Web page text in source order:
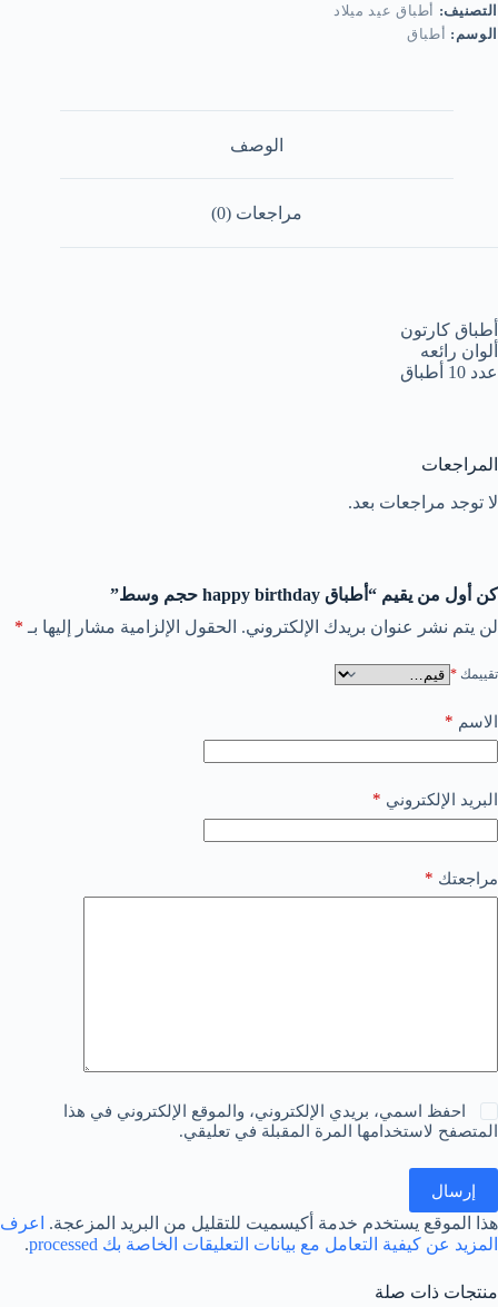
التصنيف: أطباق عيد ميلاد
الوسم: أطباق
الوصف
مراجعات (0)
أطباق كارتون
ألوان رائعه
عدد 10 أطباق
المراجعات
لا توجد مراجعات بعد.
كن أول من يقيم “أطباق happy birthday حجم وسط”
لن يتم نشر عنوان بريدك الإلكتروني. الحقول الإلزامية مشار إليها بـ *
تقييمك *
الاسم *
البريد الإلكتروني *
مراجعتك *
احفظ اسمي، بريدي الإلكتروني، والموقع الإلكتروني في هذا
المتصفح لاستخدامها المرة المقبلة في تعليقي.
إرسال
هذا الموقع يستخدم خدمة أكيسميت للتقليل من البريد المزعجة.
اعرف
المزيد عن كيفية التعامل مع بيانات التعليقات الخاصة بك processed
.
منتجات ذات صلة